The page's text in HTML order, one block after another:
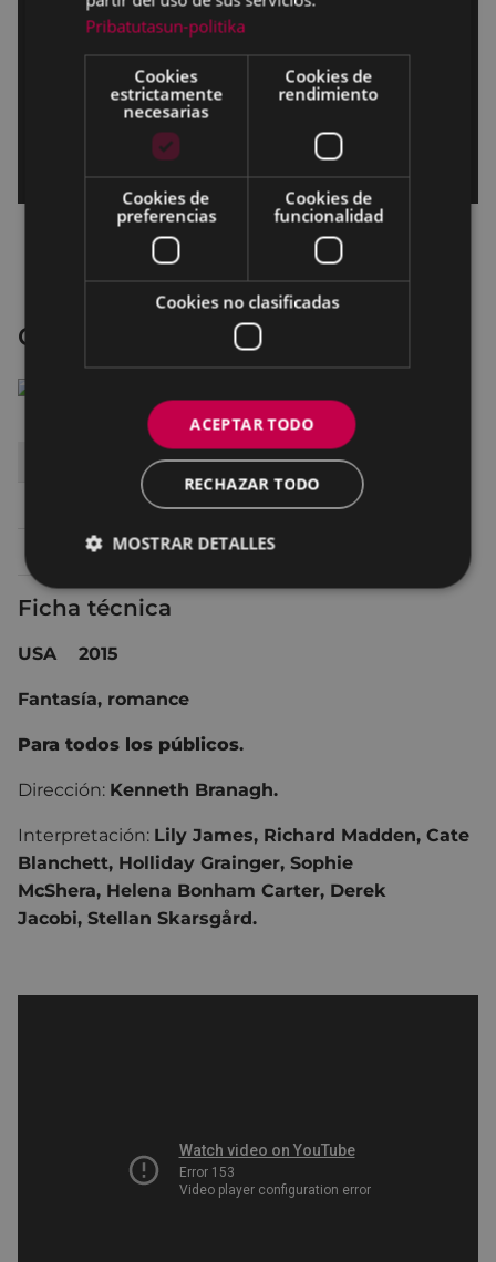
Cenicienta
HORA SALA
17:00 TEATRO - ANTZOKIA
Domingo 12 17:00 TEATRO - ANTZOKIA
Ficha técnica
USA 2015
Fantasía, romance
Para todos los públicos.
Dirección: Kenneth Branagh.
Interpretación: Lily James, Richard Madden, Cate
Blanchett, Holliday Grainger, Sophie
McShera, Helena Bonham Carter, Derek
Jacobi, Stellan Skarsgård.
Pribatutasun-politika
Cookies
estrictamente
necesarias
Cookies de
rendimiento
Cookies de
preferencias
Cookies de
funcionalidad
Cookies no clasificadas
ACEPTAR TODO
RECHAZAR TODO
MOSTRAR DETALLES